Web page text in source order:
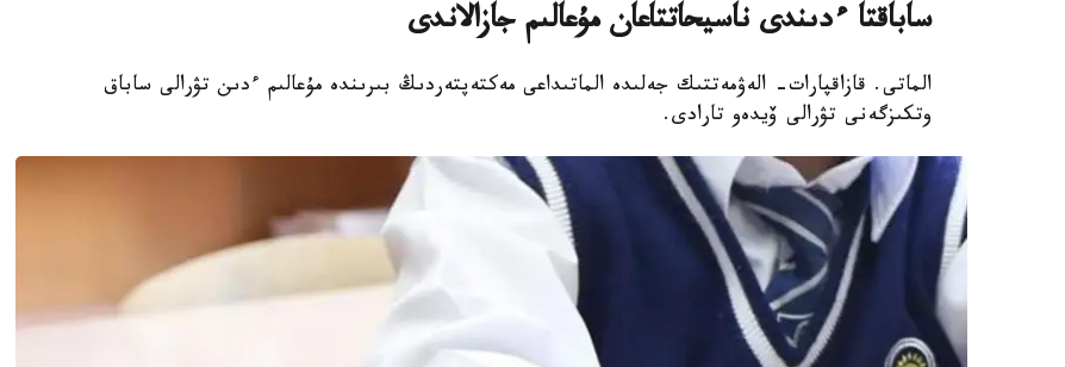
ساباقتا ءدىندى ناسيحاتتاعان مۇعالىم جازالاندى
الماتى. قازاقپارات- الەۋمەتتىك جەلىدە الماتىداعى مەكتەپتەردىڭ بىرىندە مۇعالىم ءدىن تۋرالى ساباق
وتكىزگەنى تۋرالى ۆيدەو تارادى.